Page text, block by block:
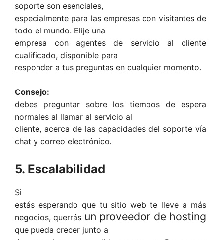
soporte son esenciales,
especialmente para las empresas con visitantes de
todo el mundo. Elije una
empresa con agentes de servicio al cliente
cualificado, disponible para
responder a tus preguntas en cualquier momento.
Consejo:
debes preguntar sobre los tiempos de espera
normales al llamar al servicio al
cliente, acerca de las capacidades del soporte vía
chat y correo electrónico.
5. Escalabilidad
Si
estás esperando que tu sitio web te lleve a más
negocios, querrás un proveedor de hosting
que pueda crecer junto a